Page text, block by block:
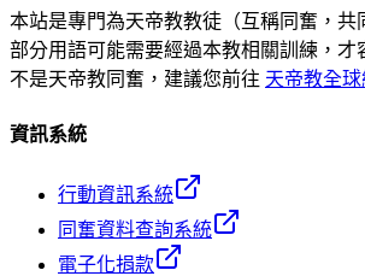
本站是專門為天帝教教徒（互稱同奮，共
部分用語可能需要經過本教相關訓練，才
不是天帝教同奮，建議您前往 天帝教全球
資訊系統
行動資訊系統
同奮資料查詢系統
電子化捐款